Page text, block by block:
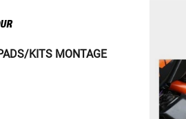
KITS MONTAGE